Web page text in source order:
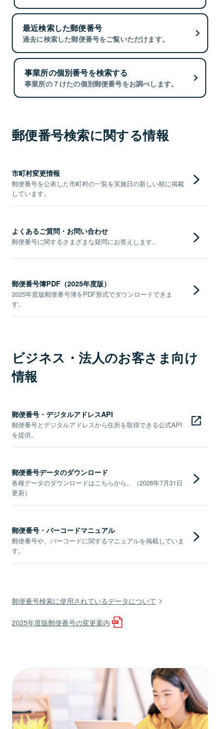
最近検索した郵便番号
過去に検索した郵便番号をご覧いただけます。
事業所の個別番号を検索する
事業所の７けたの個別郵便番号をお調べします。
郵便番号検索に関する情報
市町村変更情報
郵便番号を公表した市町村の一覧を実施日の新しい順に掲載
しています。
よくあるご質問・お問い合わせ
郵便番号に関するさまざまな疑問にお答えします。
郵便番号簿PDF（2025年度版）
2025年度版郵便番号簿をPDF形式でダウンロードできま
す。
ビジネス・法人のお客さま向け
情報
郵便番号・デジタルアドレスAPI
郵便番号とデジタルアドレスから住所を取得できる公式API
を提供。
郵便番号データのダウンロード
各種データのダウンロードはこちらから。（2026年7月31日
更新）
郵便番号・バーコードマニュアル
郵便番号や、バーコードに関するマニュアルを掲載していま
す。
郵便番号検索に使用されているデータについて
2025年度版郵便番号の変更案内